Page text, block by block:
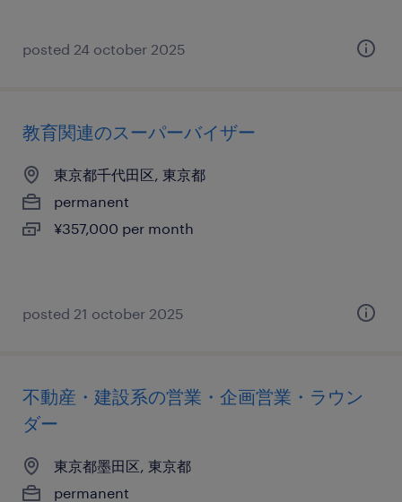
posted 24 october 2025
教育関連のスーパーバイザー
東京都千代田区, 東京都
permanent
¥357,000 per month
posted 21 october 2025
不動産・建設系の営業・企画営業・ラウン
ダー
東京都墨田区, 東京都
permanent